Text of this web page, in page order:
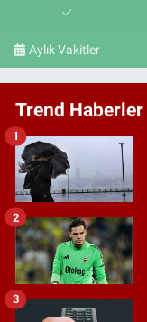
Aylık Vakitler
Trend Haberler
1
2
3